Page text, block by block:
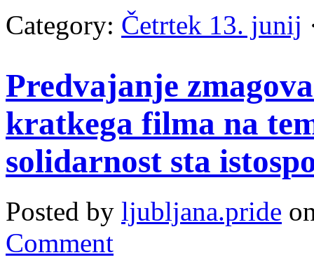
Category: Četrtek 13. junij
Predvajanje
kratkega filma na
solidarnost sta
Posted by ljubljana.pride
Comment